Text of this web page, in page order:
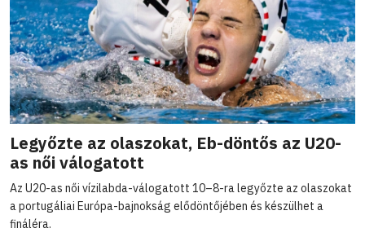
Legyőzte az olaszokat, Eb-döntős az U20-
as női válogatott
Az U20-as női vízilabda-válogatott 10–8-ra legyőzte az olaszokat
a portugáliai Európa-bajnokság elődöntőjében és készülhet a
fináléra.